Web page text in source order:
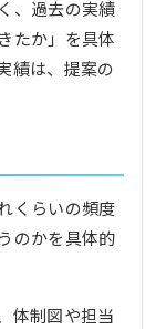
、過去の実績
たか」を具体
績は、提案の
くらいの頻度
のかを具体的
体制図や担当